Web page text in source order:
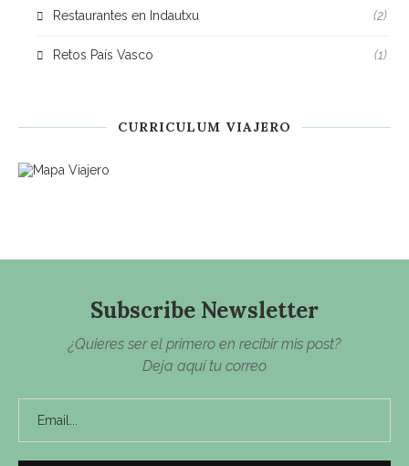
Restaurantes en Indautxu (2)
Retos País Vasco (1)
CURRICULUM VIAJERO
Subscribe Newsletter
¿Quieres ser el primero en recibir mis post?
Deja aquí tu correo